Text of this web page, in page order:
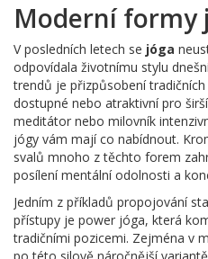
Moderní formy
V posledních letech se jóga
odpovídala životnímu stylu
trendů je přizpůsobení
dostupné nebo atraktivní pro
meditátor nebo milovník
jógy vám mají co nabídnout.
svalů mnoho z těchto forem
posílení mentální odolnosti a
Jedním z příkladů propojování
přístupy je power jóga, která
tradičními pozicemi. Zejména v